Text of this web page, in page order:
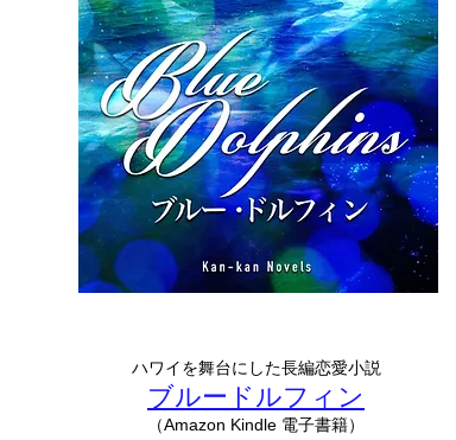
ハワイを舞台にした長編恋愛小説
ブルードルフィン
（Amazon Kindle 電子書籍）